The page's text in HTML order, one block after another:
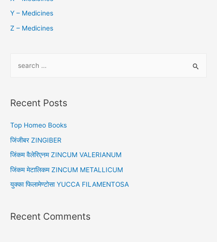
Y – Medicines
Z – Medicines
r
h
f
o
Recent Posts
Top Homeo Books
जिंजीबर ZINGIBER
जिंकम वैलेरिएनम ZINCUM VALERIANUM
जिंकम मेटालिकम ZINCUM METALLICUM
युक्का फिलामेण्टोसा YUCCA FILAMENTOSA
Recent Comments